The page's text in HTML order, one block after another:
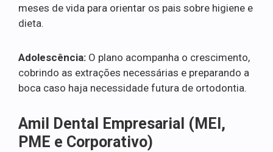
meses de vida para orientar os pais sobre higiene e
dieta.
Adolescência: O plano acompanha o crescimento,
cobrindo as extrações necessárias e preparando a
boca caso haja necessidade futura de ortodontia.
Amil Dental Empresarial (MEI,
PME e Corporativo)